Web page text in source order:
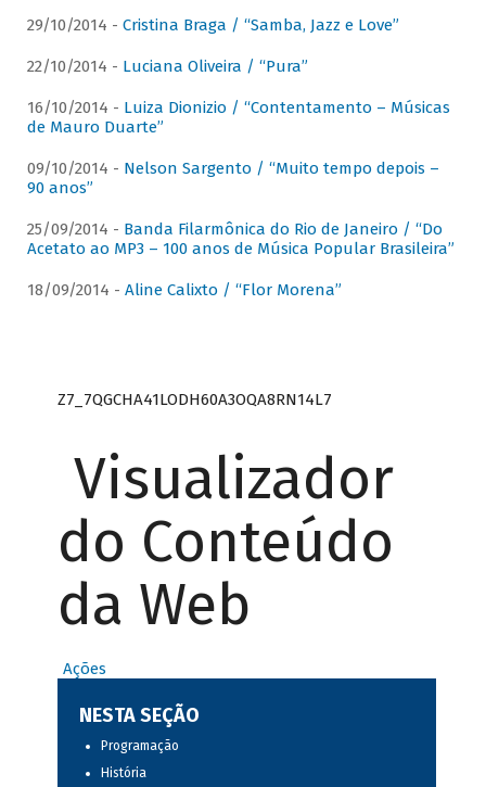
29/10/2014 - Cristina Braga / “Samba, Jazz e Love”
22/10/2014 - Luciana Oliveira / “Pura”
16/10/2014 - Luiza Dionizio / “Contentamento – Músicas
de Mauro Duarte”
09/10/2014 - Nelson Sargento / “Muito tempo depois –
90 anos”
25/09/2014 - Banda Filarmônica do Rio de Janeiro / “Do
Acetato ao MP3 – 100 anos de Música Popular Brasileira”
18/09/2014 - Aline Calixto / “Flor Morena”
Z7_7QGCHA41LODH60A3OQA8RN14L7
Visualizador
do Conteúdo
da Web
Ações
NESTA SEÇÃO
Programação
História